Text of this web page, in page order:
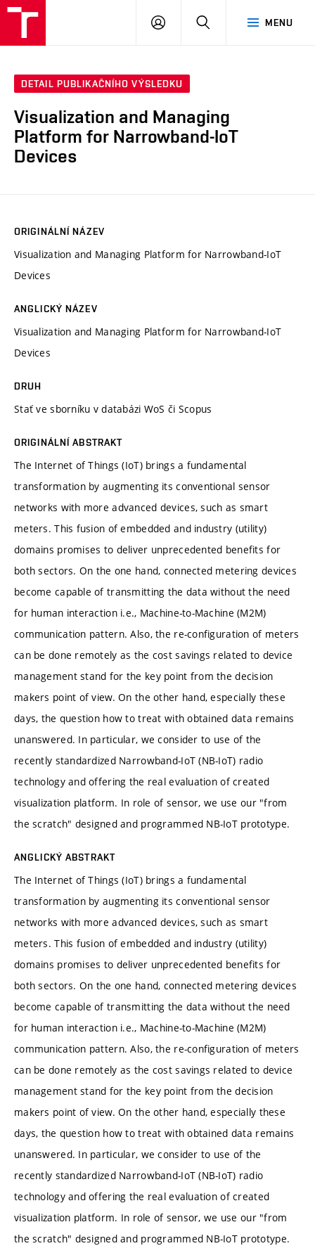
MENU
PŘIHLÁSIT
DETAIL PUBLIKAČNÍHO VÝSLEDKU
Visualization and Managing
Platform for Narrowband-IoT
Devices
ORIGINÁLNÍ NÁZEV
Visualization and Managing Platform for Narrowband-IoT
Devices
ANGLICKÝ NÁZEV
Visualization and Managing Platform for Narrowband-IoT
Devices
DRUH
Stať ve sborníku v databázi WoS či Scopus
ORIGINÁLNÍ ABSTRAKT
The Internet of Things (IoT) brings a fundamental
transformation by augmenting its conventional sensor
networks with more advanced devices, such as smart
meters. This fusion of embedded and industry (utility)
domains promises to deliver unprecedented benefits for
both sectors. On the one hand, connected metering devices
become capable of transmitting the data without the need
for human interaction i.e., Machine-to-Machine (M2M)
communication pattern. Also, the re-configuration of meters
can be done remotely as the cost savings related to device
management stand for the key point from the decision
makers point of view. On the other hand, especially these
days, the question how to treat with obtained data remains
unanswered. In particular, we consider to use of the
recently standardized Narrowband-IoT (NB-IoT) radio
technology and offering the real evaluation of created
visualization platform. In role of sensor, we use our "from
the scratch" designed and programmed NB-IoT prototype.
ANGLICKÝ ABSTRAKT
The Internet of Things (IoT) brings a fundamental
transformation by augmenting its conventional sensor
networks with more advanced devices, such as smart
meters. This fusion of embedded and industry (utility)
domains promises to deliver unprecedented benefits for
both sectors. On the one hand, connected metering devices
become capable of transmitting the data without the need
for human interaction i.e., Machine-to-Machine (M2M)
communication pattern. Also, the re-configuration of meters
can be done remotely as the cost savings related to device
management stand for the key point from the decision
makers point of view. On the other hand, especially these
days, the question how to treat with obtained data remains
unanswered. In particular, we consider to use of the
recently standardized Narrowband-IoT (NB-IoT) radio
technology and offering the real evaluation of created
visualization platform. In role of sensor, we use our "from
the scratch" designed and programmed NB-IoT prototype.